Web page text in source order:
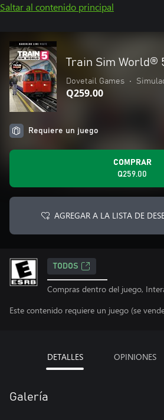
Saltar al contenido principal
Train Sim World®
Dovetail Games •
Q259.00
Requiere un juego
COMPRAR
Q259.00
AGREGAR A LA LISTA DE
TODOS
Compras dentro del juego,
Este contenido requiere un juego (se
DETALLES OPINIONES
Galería